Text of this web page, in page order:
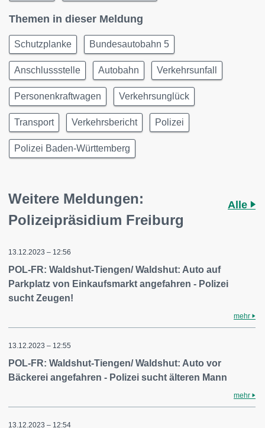
Themen in dieser Meldung
Schutzplanke Bundesautobahn 5
Anschlussstelle Autobahn Verkehrsunfall
Personenkraftwagen Verkehrsunglück
Transport Verkehrsbericht Polizei
Polizei Baden-Württemberg
Weitere Meldungen:
Polizeipräsidium Freiburg
Alle
13.12.2023 – 12:56
POL-FR: Waldshut-Tiengen/ Waldshut: Auto auf
Parkplatz von Einkaufsmarkt angefahren - Polizei
sucht Zeugen!
mehr
13.12.2023 – 12:55
POL-FR: Waldshut-Tiengen/ Waldshut: Auto vor
Bäckerei angefahren - Polizei sucht älteren Mann
mehr
13.12.2023 – 12:54